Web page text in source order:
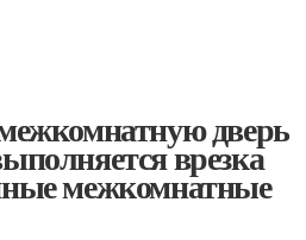
дверь
врезка
межкомнатные